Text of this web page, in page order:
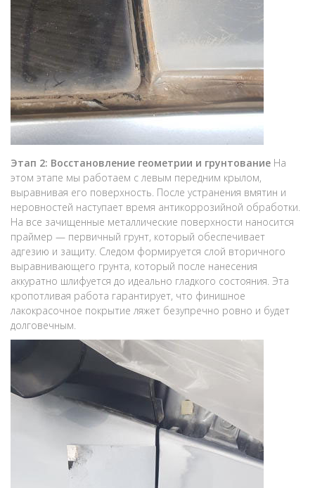
Этап 2: Восстановление геометрии и грунтование На
этом этапе мы работаем с левым передним крылом,
выравнивая его поверхность. После устранения вмятин и
неровностей наступает время антикоррозийной обработки.
На все зачищенные металлические поверхности наносится
праймер — первичный грунт, который обеспечивает
адгезию и защиту. Следом формируется слой вторичного
выравнивающего грунта, который после нанесения
аккуратно шлифуется до идеально гладкого состояния. Эта
кропотливая работа гарантирует, что финишное
лакокрасочное покрытие ляжет безупречно ровно и будет
долговечным.